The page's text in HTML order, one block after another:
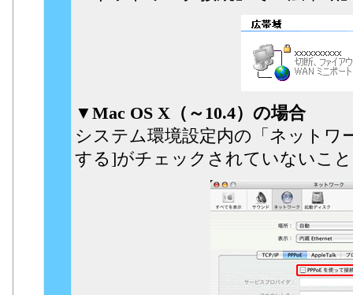
▼Mac OS X（～10.4）の場合
システム環境設定内の「ネットワ
する]がチェックされていないこ